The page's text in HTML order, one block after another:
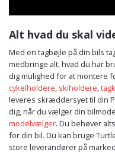
Alt hvad du skal
Med en tagbøjle på din bils
medbringe alt, hvad du har
dig mulighed for at montere
cykelholdere, skiholdere,
leveres skræddersyet til din
dig, når du vælger din
modelvælger. Du behøver
for din bil. Du kan bruge
store leverandører på